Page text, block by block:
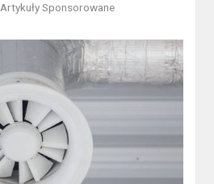
Artykuły Sponsorowane